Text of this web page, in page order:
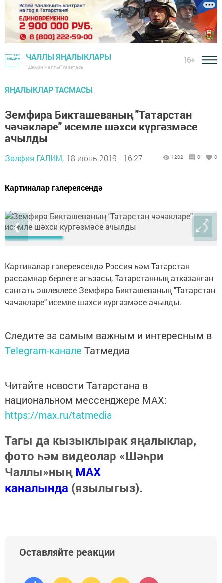
ЧАЛЛЫ ЯҢАЛЫКЛАРЫ
"Шәһри Чаллы" газетасы
16+
ЯҢАЛЫКЛАР ТАСМАСЫ
Земфира Бикташеваның "Татарстан
чәчәкләре" исемле шәхси күргәзмәсе
ачылды
Зөлфия ГАЛИМ, 18 июнь 2019 - 16:27 1202 0 0
Картиналар галереясендә
❮ ❯
Картиналар галереясендә Россия һәм Татарстан
рәссамнар берлеге әгъзасы, Татарстанның атказанган
сәнгать эшлеклесе Земфира Бикташеваның "Татарстан
чәчәкләре" исемле шәхси күргәзмәсе ачылды.
Следите за самым важным и интересным в
Telegram-канале Татмедиа
Читайте новости Татарстана в
национальном мессенджере MАХ:
https://max.ru/tatmedia
Тагы да кызыклырак яңалыклар,
фото һәм видеолар «Шәһри
Чаллы»ныңMAX
каналында (язылыгыз).
Оставляйте реакции